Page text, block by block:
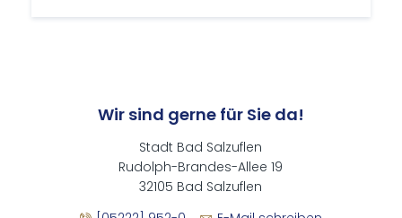
Wir sind gerne für Sie da!
Stadt Bad Salzuflen
Rudolph-Brandes-Allee 19
32105 Bad Salzuflen